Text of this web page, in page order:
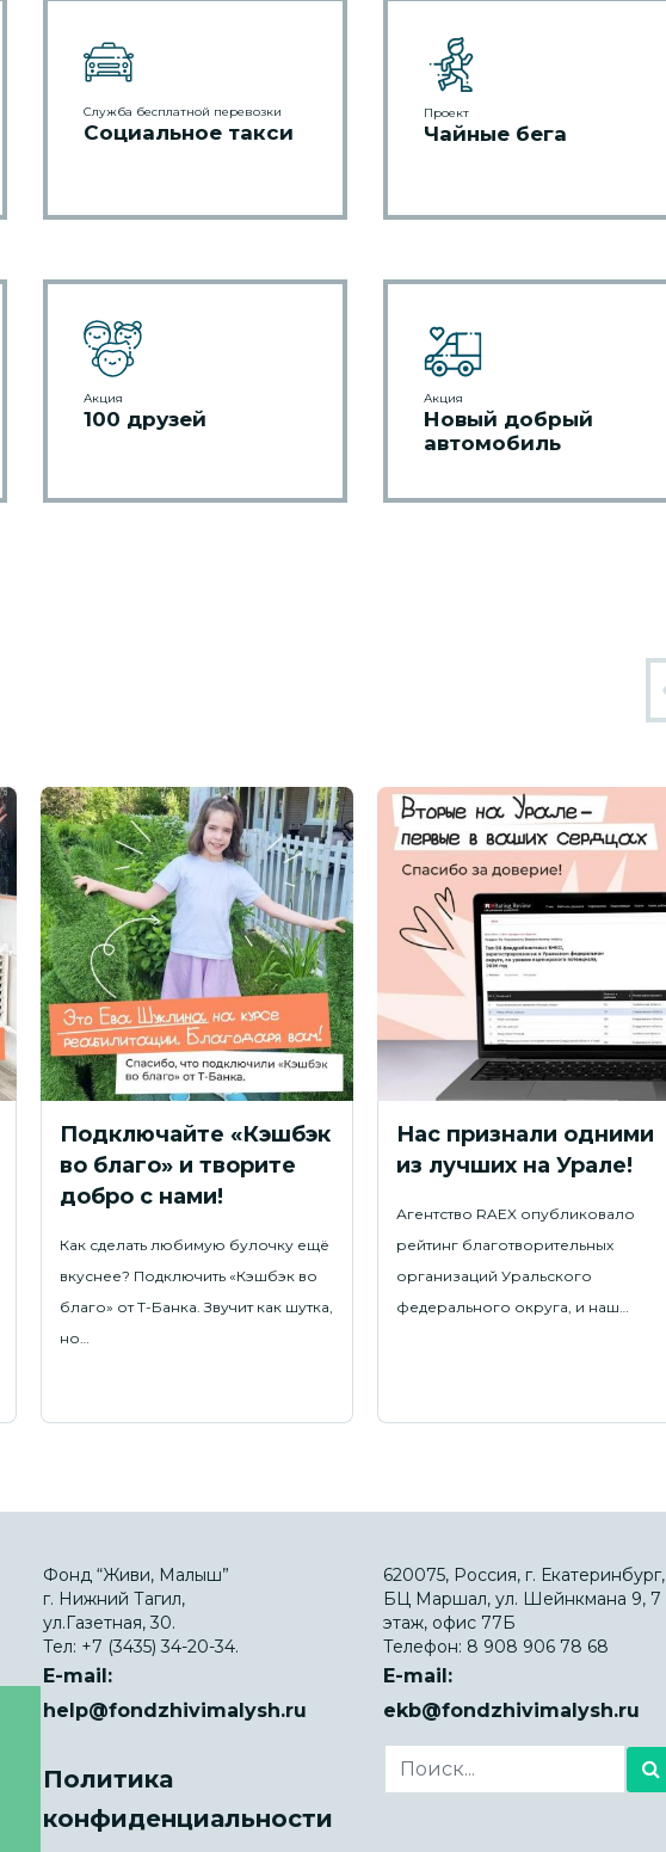
Служба бесплатной перевозки
Социальное такси
Проект
Чайные бега
Акция
100 друзей
Акция
Новый добрый
автомобиль
Подключайте «Кэшбэк
во благо» и творите
добро с нами!
Как сделать любимую булочку ещё
вкуснее? Подключить «Кэшбэк во
благо» от Т-Банка. Звучит как шутка,
но…
Нас признали одними
из лучших на Урале!
Агентство RAEX опубликовало
рейтинг благотворительных
организаций Уральского
федерального округа, и наш…
Фонд “Живи, Малыш”
г. Нижний Тагил,
ул.Газетная, 30.
Тел: +7 (3435) 34-20-34.
E-mail:
help@fondzhivimalysh.ru
Политика
конфиденциальности
620075, Россия, г. Екатеринбург,
БЦ Маршал, ул. Шейнкмана 9, 7
этаж, офис 77Б
Телефон: 8 908 906 78 68
E-mail:
ekb@fondzhivimalysh.ru